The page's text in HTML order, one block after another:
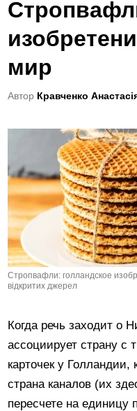
s
e
d
i
мир
Автор Кравченко
Стропвафли: голландское
відкритих джерел
Когда речь заходит о
ассоциирует страну с
карточек у
страна каналов (их
пересчете на единицу